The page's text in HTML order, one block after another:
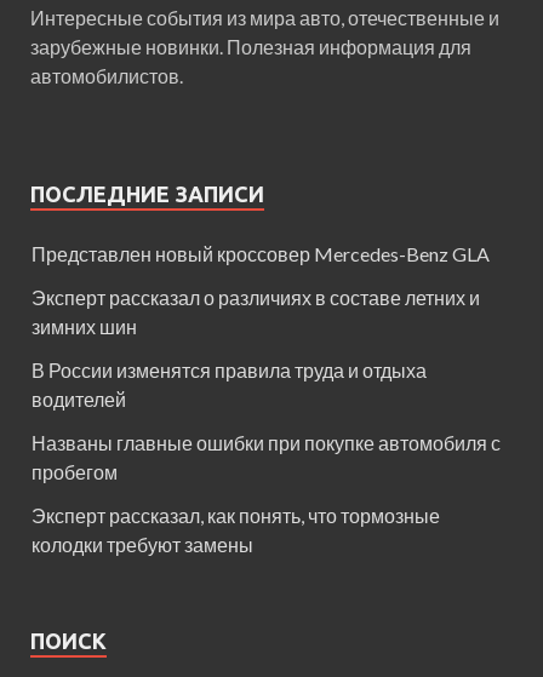
Интересные события из мира авто, отечественные и
зарубежные новинки. Полезная информация для
автомобилистов.
ПОСЛЕДНИЕ ЗАПИСИ
Представлен новый кроссовер Mercedes-Benz GLA
Эксперт рассказал о различиях в составе летних и
зимних шин
В России изменятся правила труда и отдыха
водителей
Названы главные ошибки при покупке автомобиля с
пробегом
Эксперт рассказал, как понять, что тормозные
колодки требуют замены
ПОИСК